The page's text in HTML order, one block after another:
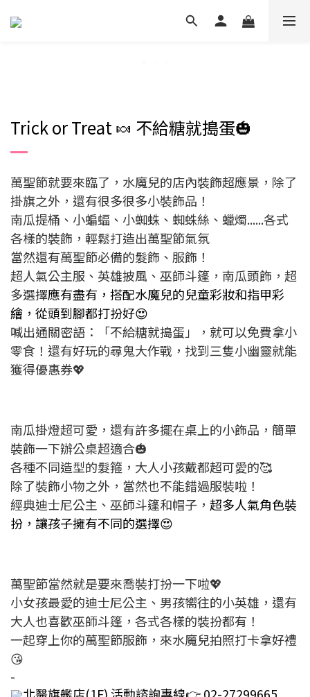
Trick or Treat 🍬 不給糖就搗蛋🎃
萬聖節就要來臨了，水魔兒的店內裝飾超應景，除了
掛旗之外，還有很多很多小裝飾品！
南瓜提桶、小蝙蝠、小蜘蛛、蜘蛛絲、蠟燭......各式
各樣的裝飾，輕鬆打造出萬聖節氣氛
當然還有萬聖節必備的髮飾、服飾！
超人氣公主服、英雄披風、巫師斗篷，南瓜頭飾，超
多選擇應有盡有，搭配水魔兒的兒童彩妝和指甲彩
繪，從頭到腳都打扮好😍
喊出通關密語：「不給糖就搗蛋」，就可以免費拿小
零食！還有好玩的尋鬼大作戰，找到三隻小幽靈就能
獲得優惠券💖
南瓜掛燈超可愛，還有許多擺在桌上的小飾品，簡單
裝飾一下辦公桌超適合🎃
各種不同造型的髮箍，大人小孩戴都超可愛的🥰
除了裝飾小物之外，當然也不能錯過服裝啦！
經典迪士尼公主、巫師斗篷和帽子， 超多人氣角色裝
扮，讓孩子擁有不同的選擇😍
萬聖節當然就是要來喬裝打扮一下啦💖
小女孩最愛的迪士尼公主、男孩嚮往的小英雄，還有
大人也喜歡巫師斗篷，各式各樣的裝扮都有！
一起穿上你的萬聖節服飾，來水魔兒拍照打卡拿好禮
😘
-
北醫旗艦店(1F) 活動諮詢專線👉02-27299665